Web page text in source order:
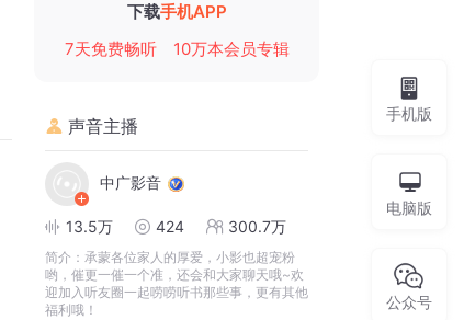
下载手机APP
7天免费畅听
10万本会员专辑
声音主播
中广影音
13.5万 424 300.7万
简介： 承蒙各位家人的厚爱，小影也超宠粉
哟，催更一催一个准，还会和大家聊天哦~欢
迎加入听友圈一起唠唠听书那些事，更有其他
福利哦！
手机版
电脑版
公众号